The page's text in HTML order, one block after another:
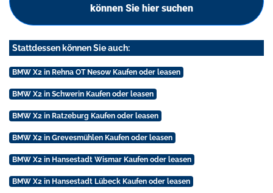
können Sie hier suchen
Stattdessen können Sie auch:
BMW X2 in Rehna OT Nesow Kaufen oder leasen
BMW X2 in Schwerin Kaufen oder leasen
BMW X2 in Ratzeburg Kaufen oder leasen
BMW X2 in Grevesmühlen Kaufen oder leasen
BMW X2 in Hansestadt Wismar Kaufen oder leasen
BMW X2 in Hansestadt Lübeck Kaufen oder leasen